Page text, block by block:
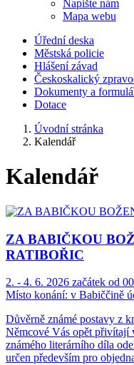
Napište nám
Mapa webu
Úřední deska
Městská policie
Hlášení závad
Českoskalický
Dokumenty a
Dotace
Úvodní stránka
Kalendář
Kalendář
ZA BABIČKOU
RATIBOŘIC
2. - 4. 6. 2026 začátek od
Místo konání: v Babiččině
Důvěrně známé postavy z
Němcové Vás opět přivítají
známého literárního díla
určen především pro